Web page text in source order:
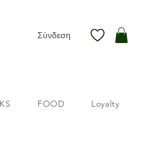
Σύνδεση
FOOD Loyalty